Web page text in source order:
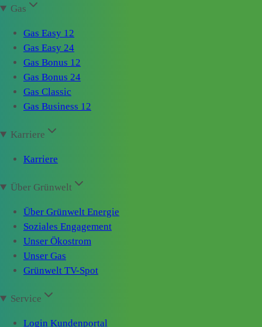
Gas
Gas Easy 12
Gas Easy 24
Gas Bonus 12
Gas Bonus 24
Gas Classic
Gas Business 12
Karriere
Karriere
Über Grünwelt
Über Grünwelt Energie
Soziales Engagement
Unser Ökostrom
Unser Gas
Grünwelt TV-Spot
Service
Login Kundenportal